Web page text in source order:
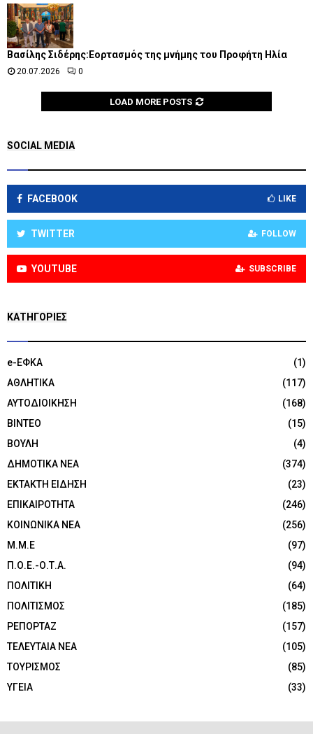
Βασίλης Σιδέρης:Εορτασμός της μνήμης του Προφήτη Ηλία
20.07.2026 0
LOAD MORE POSTS
SOCIAL MEDIA
FACEBOOK LIKE
TWITTER FOLLOW
YOUTUBE SUBSCRIBE
KΑΤΗΓΟΡΊΕΣ
e-ΕΦΚΑ
(1)
ΑΘΛΗΤΙΚΑ
(117)
ΑΥΤΟΔΙΟΙΚΗΣΗ
(168)
ΒΙΝΤΕΟ
(15)
ΒΟΥΛΗ
(4)
ΔΗΜΟΤΙΚΑ ΝΕΑ
(374)
ΕΚΤΑΚΤΗ ΕΙΔΗΣΗ
(23)
ΕΠΙΚΑΙΡΟΤΗΤΑ
(246)
ΚΟΙΝΩΝΙΚΑ ΝΕΑ
(256)
Μ.Μ.Ε
(97)
Π.Ο.Ε.-Ο.Τ.Α.
(94)
ΠΟΛΙΤΙΚΗ
(64)
ΠΟΛΙΤΙΣΜΟΣ
(185)
ΡΕΠΟΡΤΑΖ
(157)
ΤΕΛΕΥΤΑΙΑ ΝΕΑ
(105)
ΤΟΥΡΙΣΜΟΣ
(85)
ΥΓΕΙΑ
(33)